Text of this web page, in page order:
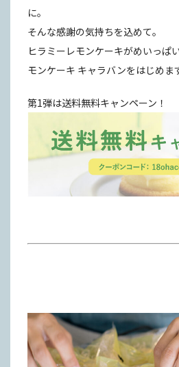
に。
そんな感謝の気持ちを込めて。
ヒラミーレモンケーキがめいっぱ
モンケーキ キャラバンをはじめま
第1弾は送料無料キャンペーン！